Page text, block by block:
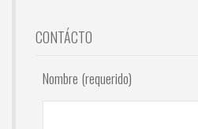
CONTÁCTO
Nombre (requerido)